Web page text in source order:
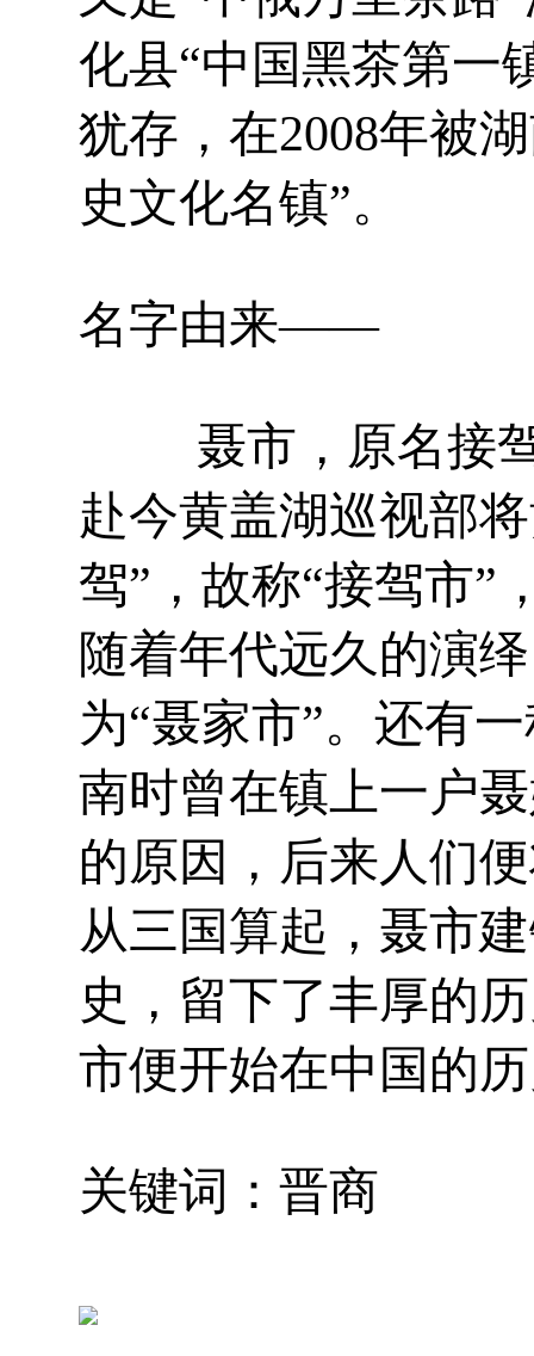
化县“中国黑茶第一
犹存，在2008年被
史文化名镇”。
名字由来——
聂市，原名接驾
赴今黄盖湖巡视部
驾”，故称“接驾市”
随着年代远久的演
为“聂家市”。还有
南时曾在镇上一户
的原因，后来人们
从三国算起，聂市
史，留下了丰厚的
市便开始在中国的
关键词：晋商